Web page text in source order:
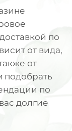
по
от вида,
от
по
долгие